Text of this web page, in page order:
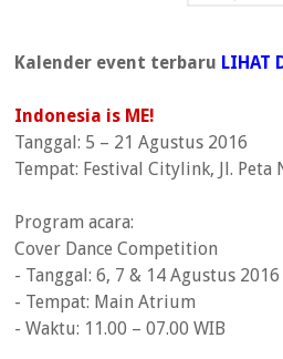
Kalender event terbaru LIHAT
Indonesia is ME!
Tanggal: 5 – 21 Agustus 2016
Tempat: Festival Citylink, Jl. Peta
Program acara:
Cover Dance Competition
- Tanggal: 6, 7 & 14 Agustus 2016
- Tempat: Main Atrium
- Waktu: 11.00 – 07.00 WIB